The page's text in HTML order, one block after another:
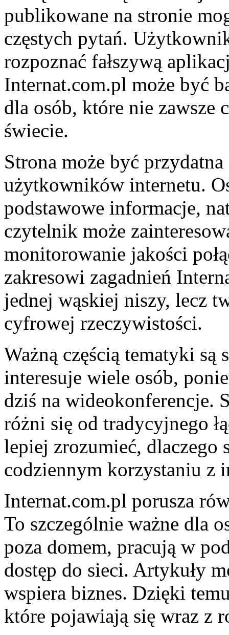
publikowane na stronie
częstych pytań.
rozpoznać fałszywą
Internat.com.pl może być
dla osób, które nie zawsze
świecie.
Strona może być
użytkowników internetu.
podstawowe informacje,
czytelnik może
monitorowanie jakości
zakresowi zagadnień
jednej wąskiej niszy, lecz
cyfrowej rzeczywistości.
Ważną częścią tematyki
interesuje wiele osób,
dziś na wideokonferencje.
różni się od tradycyjnego
lepiej zrozumieć, dlaczego
codziennym korzystaniu z
Internat.com.pl porusza
To szczególnie ważne dla
poza domem, pracują w
dostęp do sieci. Artykuły
wspiera biznes. Dzięki
które pojawiają się wraz z